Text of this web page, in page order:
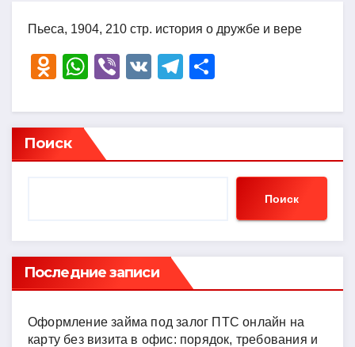
Пьеса, 1904, 210 стр. история о дружбе и вере
O
n
o
kl
ni
ki
W
at
s
A
Vi
er
V
T
e
a
р
в
ть
Поиск
Поиск
Последние записи
Оформление займа под залог ПТС онлайн на
карту без визита в офис: порядок, требования и